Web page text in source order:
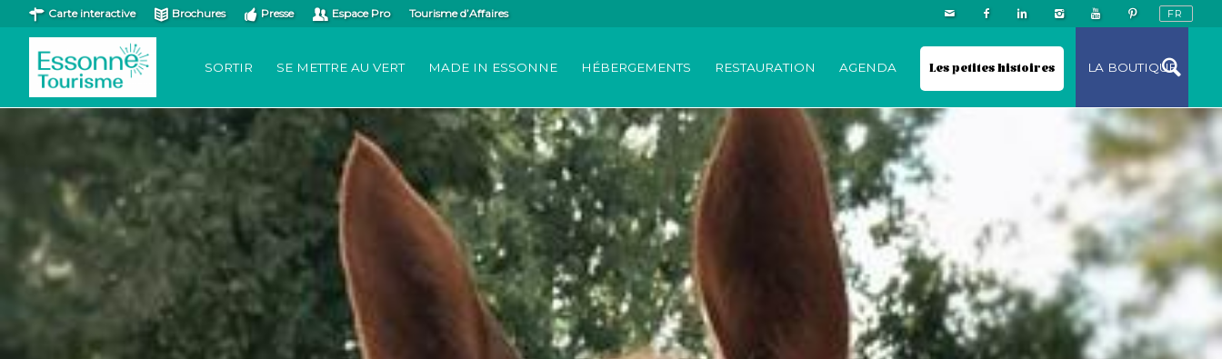
Carte interactive Brochures Presse Espace Pro Tourisme d’Affaires
SORTIR SE METTRE AU VERT MADE IN ESSONNE HÉBERGEMENTS RESTAURATION AGENDA Les petites histoires LA BOUTIQUE